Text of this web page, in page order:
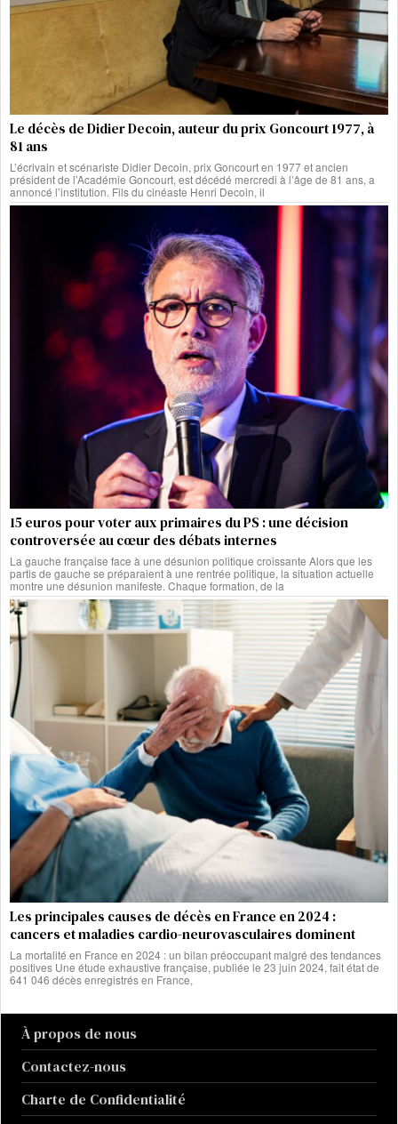
Le décès de Didier Decoin, auteur du prix Goncourt 1977, à
81 ans
L’écrivain et scénariste Didier Decoin, prix Goncourt en 1977 et ancien
président de l’Académie Goncourt, est décédé mercredi à l’âge de 81 ans, a
annoncé l’institution. Fils du cinéaste Henri Decoin, il
15 euros pour voter aux primaires du PS : une décision
controversée au cœur des débats internes
La gauche française face à une désunion politique croissante Alors que les
partis de gauche se préparaient à une rentrée politique, la situation actuelle
montre une désunion manifeste. Chaque formation, de la
Les principales causes de décès en France en 2024 :
cancers et maladies cardio-neurovasculaires dominent
La mortalité en France en 2024 : un bilan préoccupant malgré des tendances
positives Une étude exhaustive française, publiée le 23 juin 2024, fait état de
641 046 décès enregistrés en France,
À propos de nous
Contactez-nous
Charte de Confidentialité